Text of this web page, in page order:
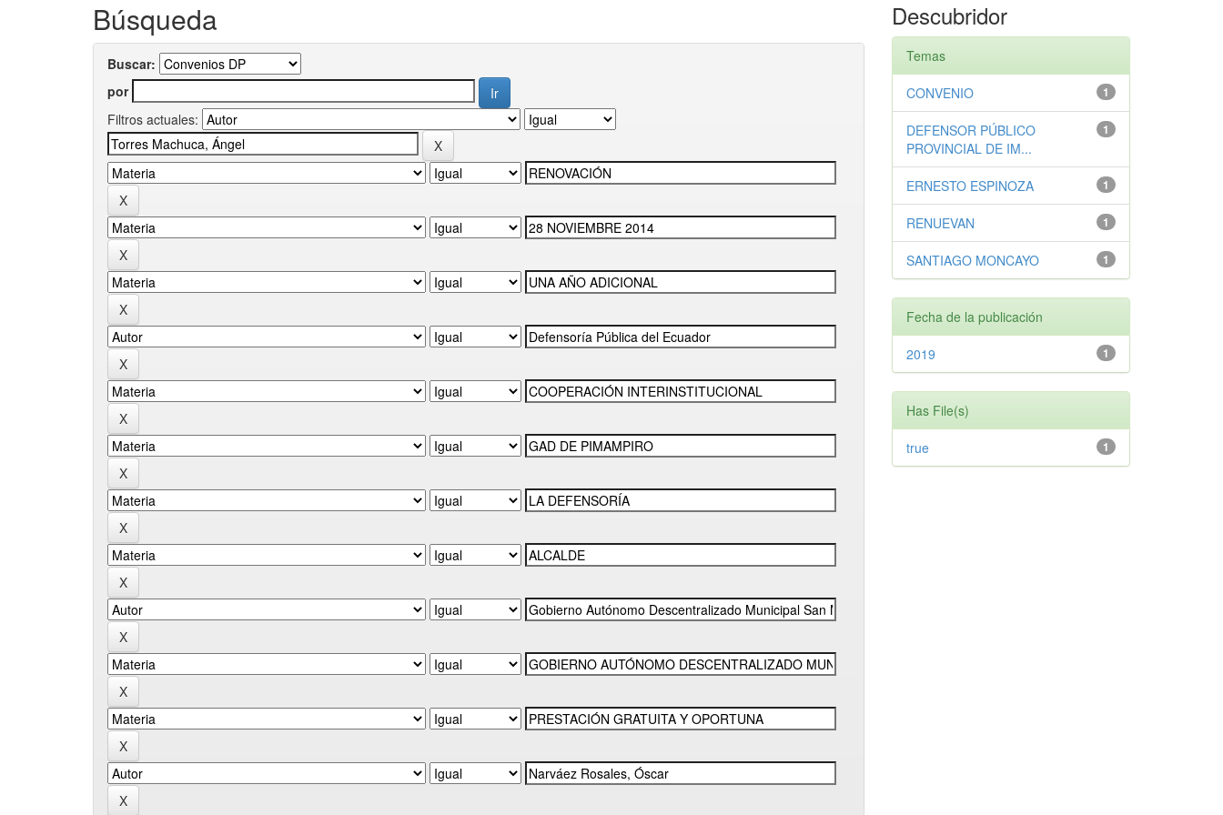
Búsqueda
Buscar:
por
Filtros actuales:
Descubridor
Temas
1
CONVENIO
1
DEFENSOR PÚBLICO
PROVINCIAL DE IM...
1
ERNESTO ESPINOZA
1
RENUEVAN
1
SANTIAGO MONCAYO
Fecha de la publicación
1
2019
Has File(s)
1
true